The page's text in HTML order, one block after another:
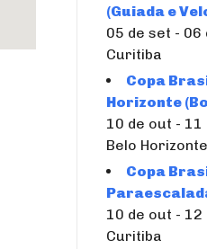
(Guiada e
05 de set - 06
Curitiba
Copa
Horizonte
10 de out - 11
Belo Horizonte
Copa
10 de out - 12
Curitiba